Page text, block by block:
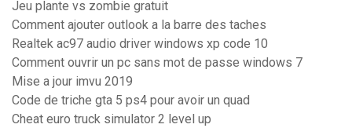
Jeu plante vs zombie gratuit
Comment ajouter outlook a la barre des taches
Realtek ac97 audio driver windows xp code 10
Comment ouvrir un pc sans mot de passe windows 7
Mise a jour imvu 2019
Code de triche gta 5 ps4 pour avoir un quad
Cheat euro truck simulator 2 level up